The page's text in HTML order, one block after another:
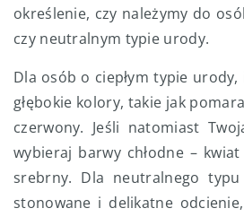
określenie, czy należymy do
czy neutralnym typie urody.
Dla osób o ciepłym typie urody,
głębokie kolory, takie jak
czerwony. Jeśli natomiast
wybieraj barwy chłodne –
srebrny. Dla neutralnego
stonowane i delikatne